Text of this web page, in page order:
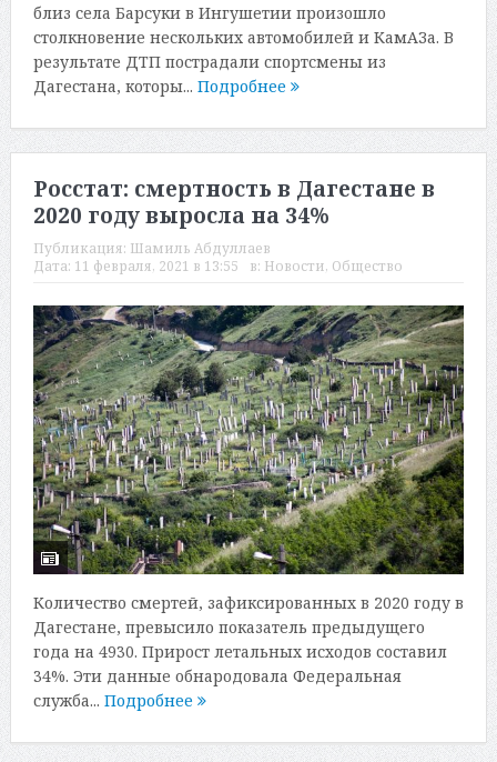
близ села Барсуки в Ингушетии произошло
столкновение нескольких автомобилей и КамАЗа. В
результате ДТП пострадали спортсмены из
Дагестана, которы... Подробнее
Росстат: смертность в Дагестане в
2020 году выросла на 34%
Публикация: Шамиль Абдуллаев
Дата: 11 февраля, 2021 в 13:55 в: Новости, Общество
Количество смертей, зафиксированных в 2020 году в
Дагестане, превысило показатель предыдущего
года на 4930. Прирост летальных исходов составил
34%. Эти данные обнародовала Федеральная
служба... Подробнее